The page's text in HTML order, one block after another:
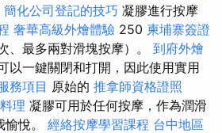
簡化公司登記的技巧 凝膠進行按摩
奢華高級外燴體驗 250 柬埔寨簽證
、最多兩對滑塊按摩）。 到府外燴
以一鍵關閉和打開，因此使用實用
務項目 原始的 推拿師資格證照
理 凝膠可用於任何按摩，作為潤滑
悅。 經絡按摩學習課程 台中地區